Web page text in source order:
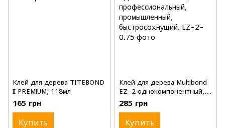
Клей для дерева TITEBOND
II PREMIUM, 118мл
165 грн
Купить
Клей для дерева Multibond
EZ-2 однокомпонентный,
профессиональный,
промышленный,
быстросохнущий., 0.75кг
285 грн
Купить